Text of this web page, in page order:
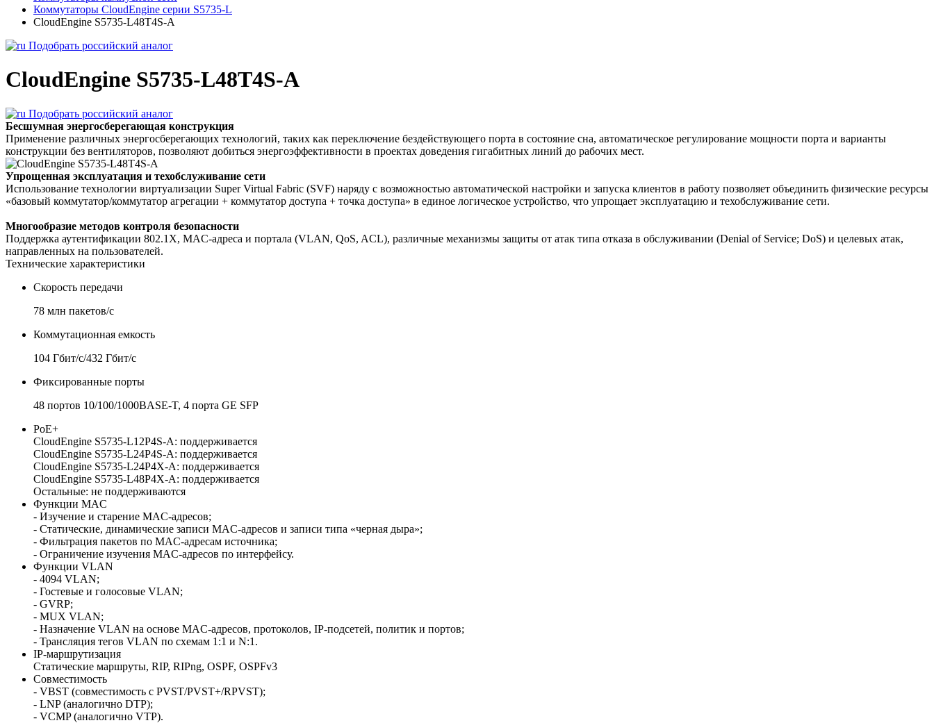
Коммутаторы CloudEngine серии S5735-L
CloudEngine S5735-L48T4S-A
Подобрать российский аналог
CloudEngine S5735-L48T4S-A
Подобрать российский аналог
Бесшумная энергосберегающая конструкция
Применение различных энергосберегающих технологий, таких как переключение бездействующего порта в состояние сна, автоматическое регулирование мощности порта и варианты
конструкции без вентиляторов, позволяют добиться энергоэффективности в проектах доведения гигабитных линий до рабочих мест.
Упрощенная эксплуатация и техобслуживание сети
Использование технологии виртуализации Super Virtual Fabric (SVF) наряду с возможностью автоматической настройки и запуска клиентов в работу позволяет объединить физические ресурсы
«базовый коммутатор/коммутатор агрегации + коммутатор доступа + точка доступа» в единое логическое устройство, что упрощает эксплуатацию и техобслуживание сети.
Многообразие методов контроля безопасности
Поддержка аутентификации 802.1X, MAC-адреса и портала (VLAN, QoS, ACL), различные механизмы защиты от атак типа отказа в обслуживании (Denial of Service; DoS) и целевых атак,
направленных на пользователей.
Технические характеристики
Скорость передачи
78 млн пакетов/с
Коммутационная емкость
104 Гбит/с/432 Гбит/с
Фиксированные порты
48 портов 10/100/1000BASE-T, 4 порта GE SFP
PoE+
CloudEngine S5735-L12P4S-A: поддерживается
CloudEngine S5735-L24P4S-A: поддерживается
CloudEngine S5735-L24P4X-A: поддерживается
CloudEngine S5735-L48P4X-A: поддерживается
Остальные: не поддерживаются
Функции MAC
- Изучение и старение MAC-адресов;
- Статические, динамические записи MAC-адресов и записи типа «черная дыра»;
- Фильтрация пакетов по MAC-адресам источника;
- Ограничение изучения MAC-адресов по интерфейсу.
Функции VLAN
- 4094 VLAN;
- Гостевые и голосовые VLAN;
- GVRP;
- MUX VLAN;
- Назначение VLAN на основе MAC-адресов, протоколов, IP-подсетей, политик и портов;
- Трансляция тегов VLAN по схемам 1:1 и N:1.
IP-маршрутизация
Статические маршруты, RIP, RIPng, OSPF, OSPFv3
Совместимость
- VBST (совместимость с PVST/PVST+/RPVST);
- LNP (аналогично DTP);
- VCMP (аналогично VTP).